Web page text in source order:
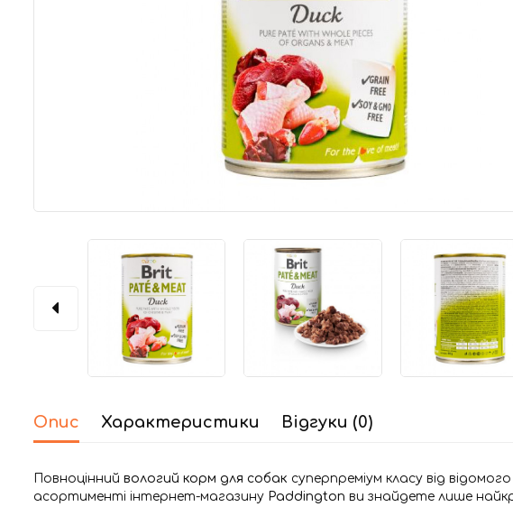
Опис Характеристики Відгуки (0)
Повноцінний вологий корм для собак суперпреміум класу від
асортименті інтернет-магазину Paddington ви знайдете лише